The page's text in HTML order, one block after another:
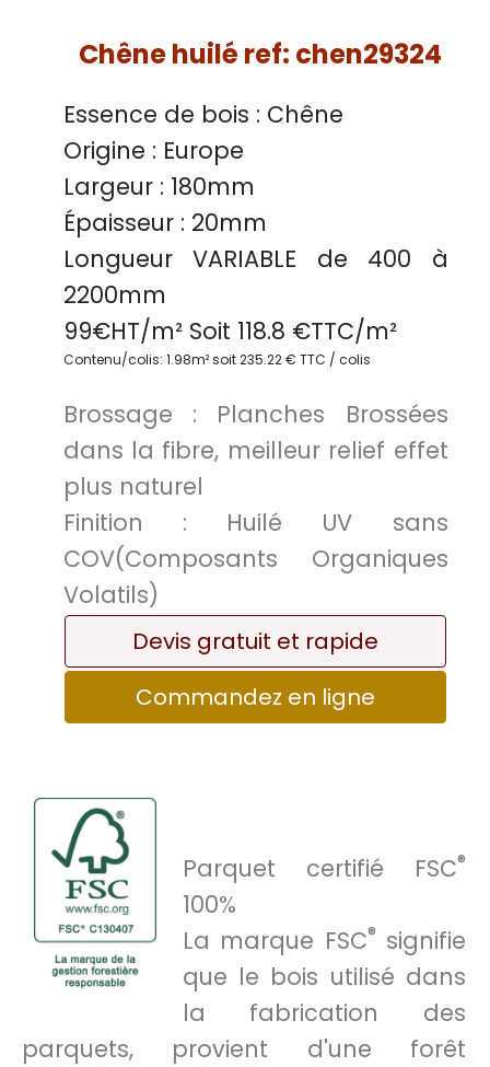
Chêne huilé ref: chen29324
Essence de bois : Chêne
Origine : Europe
Largeur : 180mm
Épaisseur : 20mm
Longueur VARIABLE de 400 à
2200mm
99€HT/m² Soit 118.8 €TTC/m²
Contenu/colis: 1.98m² soit 235.22 € TTC / colis
Brossage : Planches Brossées
dans la fibre, meilleur relief effet
plus naturel
Finition : Huilé UV sans
COV(Composants Organiques
Volatils)
Devis gratuit et rapide
Commandez en ligne
Parquet certifié FSC®
100%
La marque FSC® signifie
que le bois utilisé dans
la fabrication des
parquets, provient d'une forêt